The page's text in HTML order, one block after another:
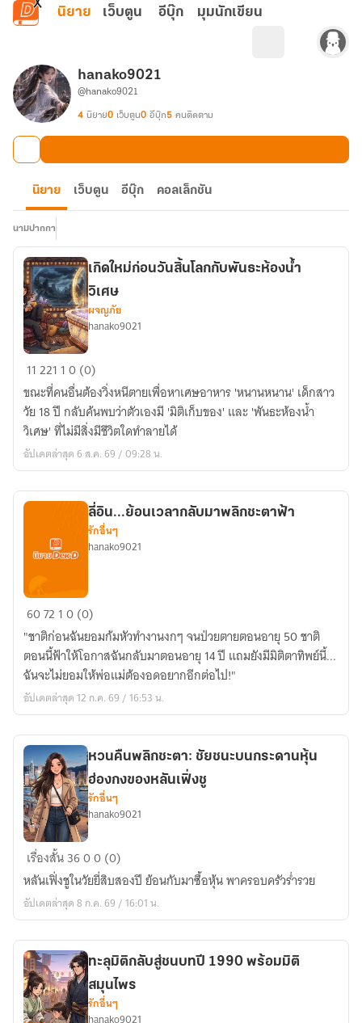
ข้ามไปยังเนื้อหาหลัก
นิยาย เว็บตูน อีบุ๊ก มุมนักเขียน
hanako9021
@hanako9021
4 นิยาย0 เว็บตูน0 อีบุ๊ก5 คนติดตาม
นิยาย เว็บตูน อีบุ๊ก คอลเล็กชัน
นามปากกา
เกิด
ใหม่
ก่อน
วัน
สิ้น
โลก
พันธะ
วิเศษ
เกิดใหม่ก่อนวันสิ้นโลกกับพันธะห้องน้ำ
วิเศษ
ผจญภัย
hanako9021
11221 10 (0)
ขณะที่คนอื่นต้องวิ่งหนีตายเพื่อหาเศษอาหาร 'หนานหนาน' เด็กสาว
วัย 18 ปี กลับค้นพบว่าตัวเองมี 'มิติเก็บของ' และ 'พันธะห้องน้ำ
วิเศษ' ที่ไม่มีสิ่งมีชีวิตใดทำลายได้
อัปเดตล่าสุด 6 ส.ค. 69 / 09:28 น.
ลี่
อิน...ย้อน
เวลา
กลับ
มา
พลิก
ฟ้า
ลี่อิน...ย้อนเวลากลับมาพลิกชะตาฟ้า
รักอื่นๆ
hanako9021
6072 10 (0)
"ชาติก่อนฉันยอมก้มหัวทำงานงกๆ จนป่วยตายตอนอายุ 50 ชาติ
ตอนนี้ฟ้าให้โอกาสฉันกลับมาตอนอายุ 14 ปี แถมยังมีมิติตาทิพย์นี้...
ฉันจะไม่ยอมให้พ่อแม่ต้องอดอยากอีกต่อไป!"
อัปเดตล่าสุด 12 ก.ค. 69 / 16:53 น.
หวน
คืน
พลิก
ชะตา:
บน
กระดาน
หุ้น
ฮ่องกง
หวนคืนพลิกชะตา: ชัยชนะบนกระดานหุ้น
ฮ่องกงของหลันเฟิ่งชู
รักอื่นๆ
hanako9021
เรื่องสั้น3600 (0)
หลันเฟิ่งชูในวัยยี่สิบสองปี ย้อนกับมาซื้อหุ้น พาครอบครัวร่ำรวย
อัปเดตล่าสุด 8 ก.ค. 69 / 16:01 น.
ทะลุมิติกลับสู่ชนบทปี 1990 พร้อมมิติ
สมุนไพร
รักอื่นๆ